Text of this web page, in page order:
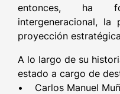
entonces, ha
intergeneracional, la
proyección
A lo largo de su
estado a cargo de
• Carlos Manuel